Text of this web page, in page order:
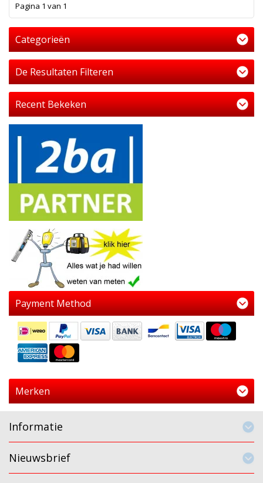
Pagina 1 van 1
Categorieën
De Resultaten Filteren
Recent Bekeken
Payment Method
Merken
Informatie
Nieuwsbrief